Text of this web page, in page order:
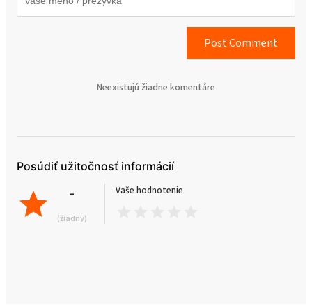
Post Comment
Neexistujú žiadne komentáre
Posúdiť užitočnosť informácií
-
(žiadny)
Vaše hodnotenie